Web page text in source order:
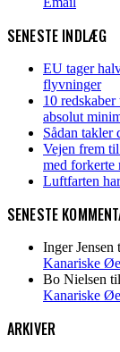
SENESTE INDLÆG
EU tager
flyvninger
10
absolut
Sådan
Vejen frem
med forkerte
Luftfarten
SENESTE
Inger Jensen
Kanariske
Bo Nielsen til
Kanariske
ARKIVER